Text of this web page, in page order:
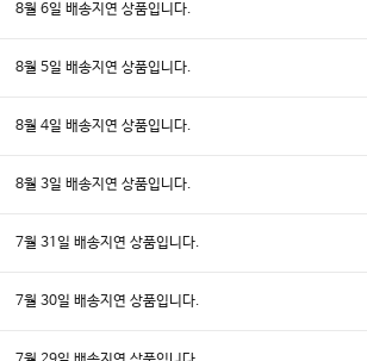
8월 6일 배송지연 상품입니다.
8월 5일 배송지연 상품입니다.
8월 4일 배송지연 상품입니다.
8월 3일 배송지연 상품입니다.
7월 31일 배송지연 상품입니다.
7월 30일 배송지연 상품입니다.